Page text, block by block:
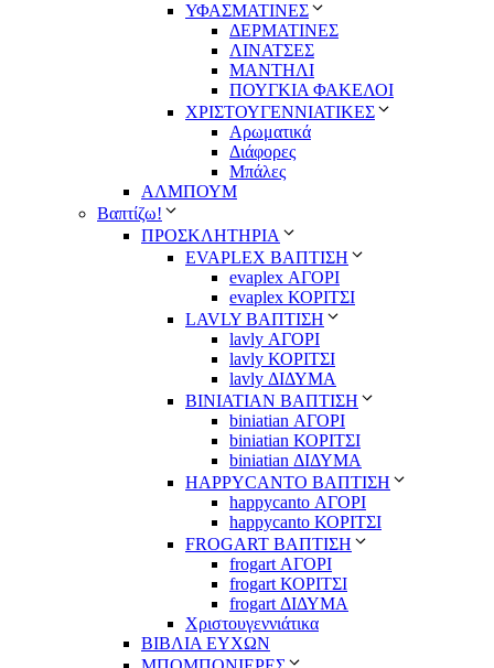
ΥΦΑΣΜΑΤΙΝΕΣ
ΔΕΡΜΑΤΙΝΕΣ
ΛΙΝΑΤΣΕΣ
ΜΑΝΤΗΛΙ
ΠΟΥΓΚΙΑ ΦΑΚΕΛΟΙ
ΧΡΙΣΤΟΥΓΕΝΝΙΑΤΙΚΕΣ
Αρωματικά
Διάφορες
Μπάλες
ΑΛΜΠΟΥΜ
Βαπτίζω!
ΠΡΟΣΚΛΗΤΗΡΙΑ
EVAPLEX ΒΑΠΤΙΣΗ
evaplex ΑΓΟΡΙ
evaplex ΚΟΡΙΤΣΙ
LAVLY ΒΑΠΤΙΣΗ
lavly ΑΓΟΡΙ
lavly ΚΟΡΙΤΣΙ
lavly ΔΙΔΥΜΑ
ΒΙΝΙΑΤΙΑΝ ΒΑΠΤΙΣΗ
biniatian ΑΓΟΡΙ
biniatian ΚΟΡΙΤΣΙ
biniatian ΔΙΔΥΜΑ
HAPPYCANTO ΒΑΠΤΙΣΗ
happycanto ΑΓΟΡΙ
happycanto ΚΟΡΙΤΣΙ
FROGART ΒΑΠΤΙΣΗ
frogart ΑΓΟΡΙ
frogart ΚΟΡΙΤΣΙ
frogart ΔΙΔΥΜΑ
Χριστουγεννιάτικα
ΒΙΒΛΙΑ ΕΥΧΩΝ